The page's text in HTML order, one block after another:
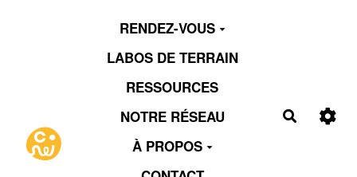
Aller au contenu principal
RENDEZ-VOUS
LABOS DE TERRAIN
RESSOURCES
NOTRE RÉSEAU
À PROPOS